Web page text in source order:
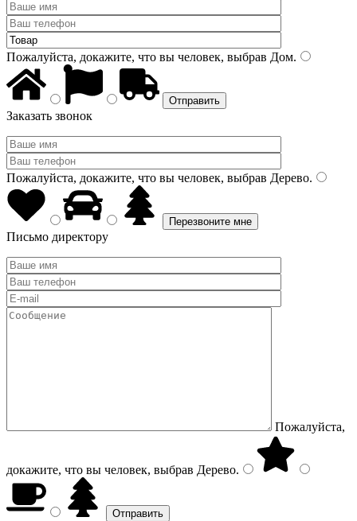
Пожалуйста, докажите, что вы человек, выбрав Дом.
Заказать звонок
Пожалуйста, докажите, что вы человек, выбрав Дерево.
Письмо директору
Пожалуйста,
докажите, что вы человек, выбрав Дерево.